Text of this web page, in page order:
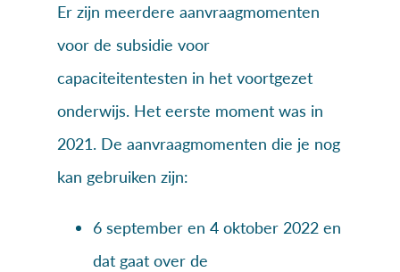
Er zijn meerdere aanvraagmomenten
voor de subsidie voor
capaciteitentesten in het voortgezet
onderwijs. Het eerste moment was in
2021. De aanvraagmomenten die je nog
kan gebruiken zijn:
6 september en 4 oktober 2022 en
dat gaat over de